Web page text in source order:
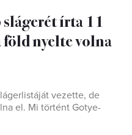
írta 11
föld nyelte volna
vezette, de
el. Mi történt Gotye-